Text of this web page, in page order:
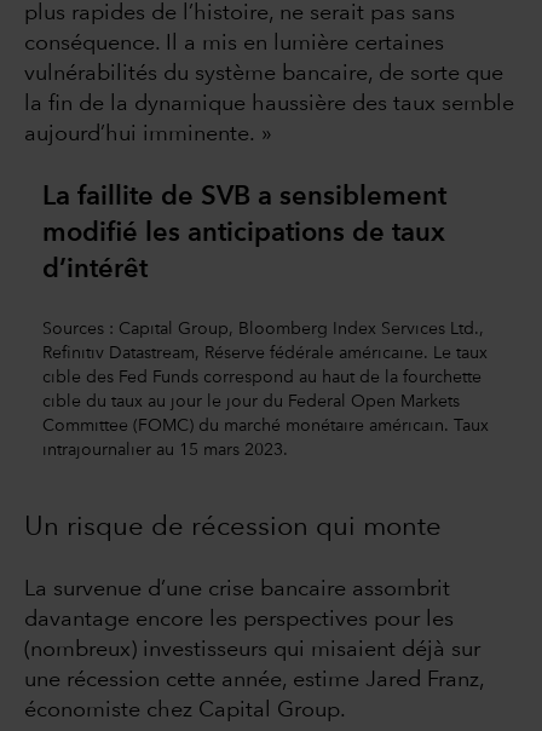
plus rapides de l’histoire, ne serait pas sans
conséquence. Il a mis en lumière certaines
vulnérabilités du système bancaire, de sorte que
la fin de la dynamique haussière des taux semble
aujourd’hui imminente. »
La faillite de SVB a sensiblement
modifié les anticipations de taux
d’intérêt
Sources : Capital Group, Bloomberg Index Services Ltd.,
Refinitiv Datastream, Réserve fédérale américaine. Le taux
cible des Fed Funds correspond au haut de la fourchette
cible du taux au jour le jour du Federal Open Markets
Committee (FOMC) du marché monétaire américain. Taux
intrajournalier au 15 mars 2023.
Un risque de récession qui monte
La survenue d’une crise bancaire assombrit
davantage encore les perspectives pour les
(nombreux) investisseurs qui misaient déjà sur
une récession cette année, estime Jared Franz,
économiste chez Capital Group.